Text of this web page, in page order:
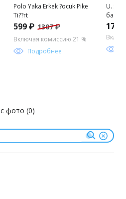
Polo Yaka Erkek ?ocuk Pike
Ti??rt
599 ₽ 1307 ₽
Включая комиссию 21 %
Подробнее
U. S.
с фото (0)